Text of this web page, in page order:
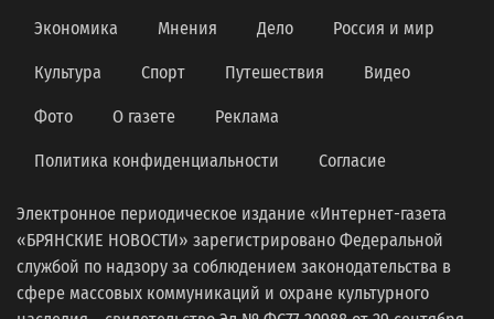
Экономика Мнения Дело Россия и мир
Культура Спорт Путешествия Видео
Фото О газете Реклама
Политика конфиденциальности Согласие
Электронное периодическое издание «Интернет-газета
«БРЯНСКИЕ НОВОСТИ» зарегистрировано Федеральной
службой по надзору за соблюдением законодательства в
сфере массовых коммуникаций и охране культурного